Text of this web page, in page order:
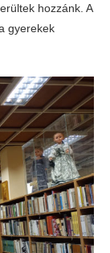
hozzánk. A
gyerekek